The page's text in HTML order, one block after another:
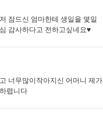
잠드신 엄마한테 생일을 몇일
감사하다고 전하고싶네요♥
너무많이작아지신 어머니 제가
렵니다